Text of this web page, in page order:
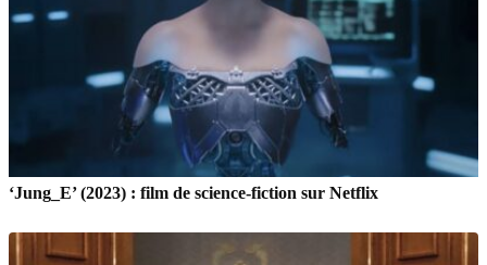
‘Jung_E’ (2023) : film de science-fiction sur Netflix